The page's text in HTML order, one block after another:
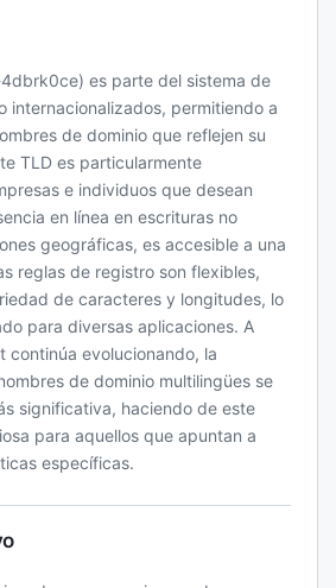
internacionalizados, permitiendo a
de dominio que reflejen su
TLD es particularmente
e individuos que desean
en línea en escrituras no
geográficas, es accesible a una
reglas de registro son flexibles,
de caracteres y longitudes, lo
para diversas aplicaciones. A
continúa evolucionando, la
de dominio multilingües se
significativa, haciendo de este
para aquellos que apuntan a
específicas.